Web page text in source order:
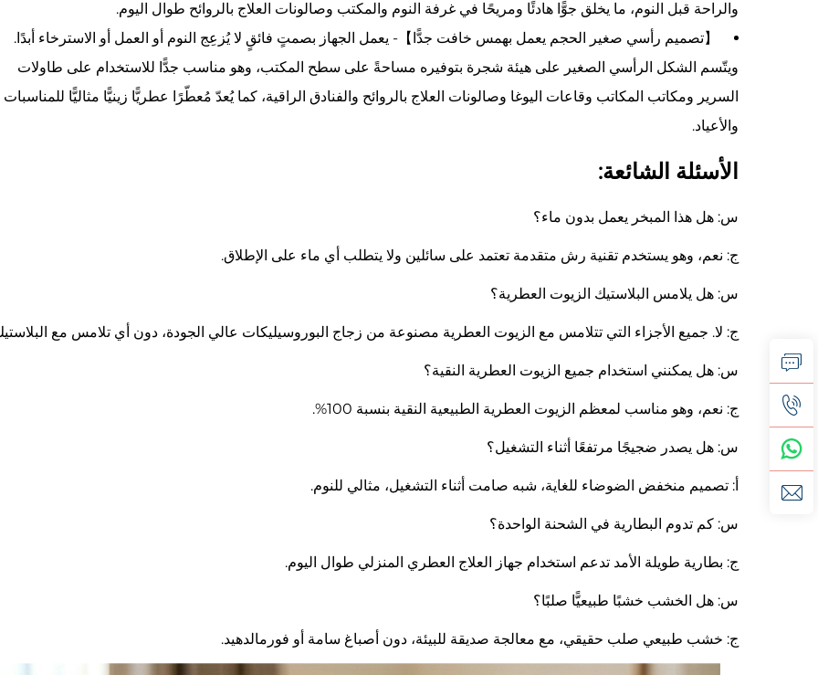
والراحة قبل النوم، ما يخلق جوًّا هادئًا ومريحًا في غرفة النوم والمكتب وصالونات العلاج بالروائح طوال اليوم.
【تصميم رأسي صغير الحجم يعمل بهمس خافت جدًّا】- يعمل الجهاز بصمتٍ فائقٍ لا يُزعِج النوم أو العمل أو الاسترخاء أبدًا.
ويتّسم الشكل الرأسي الصغير على هيئة شجرة بتوفيره مساحةً على سطح المكتب، وهو مناسب جدًّا للاستخدام على طاولات
السرير ومكاتب المكاتب وقاعات اليوغا وصالونات العلاج بالروائح والفنادق الراقية، كما يُعدّ مُعطّرًا عطريًّا زينيًّا مثاليًّا للمناسبات
والأعياد.
الأسئلة الشائعة:
س: هل هذا المبخر يعمل بدون ماء؟
ج: نعم، وهو يستخدم تقنية رش متقدمة تعتمد على سائلين ولا يتطلب أي ماء على الإطلاق.
س: هل يلامس البلاستيك الزيوت العطرية؟
ج: لا. جميع الأجزاء التي تتلامس مع الزيوت العطرية مصنوعة من زجاج البوروسيليكات عالي الجودة، دون أي تلامس مع
س: هل يمكنني استخدام جميع الزيوت العطرية النقية؟
ج: نعم، وهو مناسب لمعظم الزيوت العطرية الطبيعية النقية بنسبة 100%.
س: هل يصدر ضجيجًا مرتفعًا أثناء التشغيل؟
أ: تصميم منخفض الضوضاء للغاية، شبه صامت أثناء التشغيل، مثالي للنوم.
س: كم تدوم البطارية في الشحنة الواحدة؟
ج: بطارية طويلة الأمد تدعم استخدام جهاز العلاج العطري المنزلي طوال اليوم.
س: هل الخشب خشبًا طبيعيًّا صلبًا؟
ج: خشب طبيعي صلب حقيقي، مع معالجة صديقة للبيئة، دون أصباغ سامة أو فورمالدهيد.